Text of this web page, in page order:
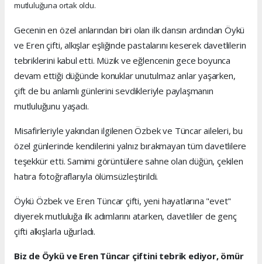
mutluluğuna ortak oldu.
Gecenin en özel anlarından biri olan ilk dansın ardından Öykü
ve Eren çifti, alkışlar eşliğinde pastalarını keserek davetlilerin
tebriklerini kabul etti. Müzik ve eğlencenin gece boyunca
devam ettiği düğünde konuklar unutulmaz anlar yaşarken,
çift de bu anlamlı günlerini sevdikleriyle paylaşmanın
mutluluğunu yaşadı.
Misafirleriyle yakından ilgilenen Özbek ve Tüncar aileleri, bu
özel günlerinde kendilerini yalnız bırakmayan tüm davetlilere
teşekkür etti. Samimi görüntülere sahne olan düğün, çekilen
hatıra fotoğraflarıyla ölümsüzleştirildi.
Öykü Özbek ve Eren Tüncar çifti, yeni hayatlarına "evet"
diyerek mutluluğa ilk adımlarını atarken, davetliler de genç
çifti alkışlarla uğurladı.
Biz de Öykü ve Eren Tüncar çiftini tebrik ediyor, ömür